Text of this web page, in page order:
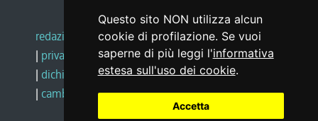
Questo sito NON utilizza alcun
cookie di profilazione. Se vuoi
saperne di più leggi l'informativa
estesa sull'uso dei cookie.
Accetta
redazione web |note legali |glossario
| privacy
social media policy
| dichiarazione di accessibilità |feedback
| cambio preferenze cookie